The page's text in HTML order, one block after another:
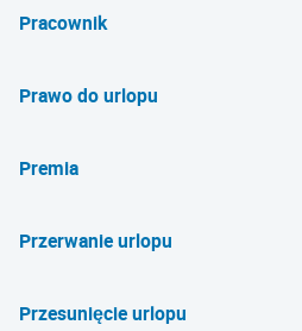
Pracownik
Prawo do urlopu
Premia
Przerwanie urlopu
Przesunięcie urlopu